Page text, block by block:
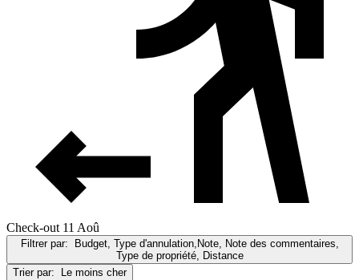
Check-out 11 Aoû
Filtrer par:
Budget, Type d'annulation,Note, Note des commentaires,
Type de propriété, Distance
Trier par:
Le moins cher